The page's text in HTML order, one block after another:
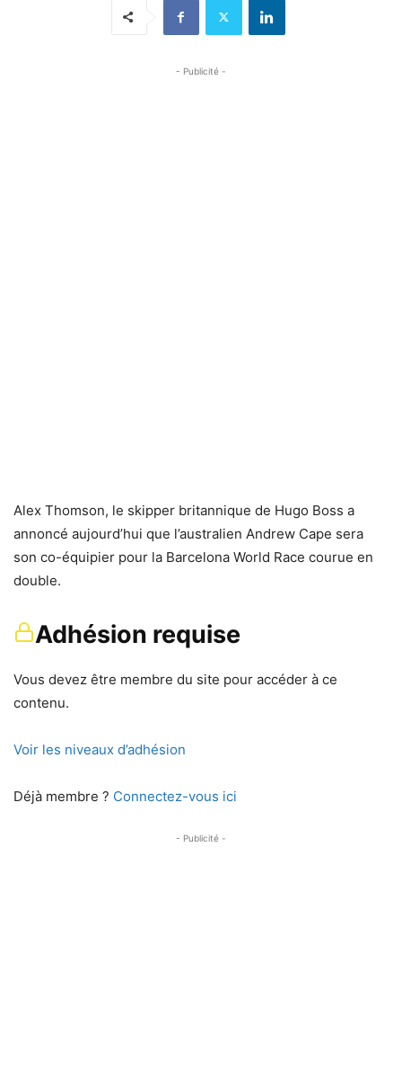
- Publicité -
Alex Thomson, le skipper britannique de Hugo Boss a
annoncé aujourd’hui que l’australien Andrew Cape sera
son co-équipier pour la Barcelona World Race courue en
double.
Adhésion requise
Vous devez être membre du site pour accéder à ce
contenu.
Voir les niveaux d’adhésion
Déjà membre ? Connectez-vous ici
- Publicité -